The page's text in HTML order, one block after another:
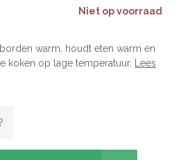
Niet op voorraad
warm, houdt eten warm en
koken op lage temperatuur.
Lees